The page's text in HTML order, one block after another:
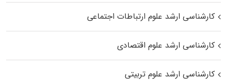
کارشناسی ارشد علوم ارتباطات اجتماعی
کارشناسی ارشد علوم اقتصادی
کارشناسی ارشد علوم تربیتی